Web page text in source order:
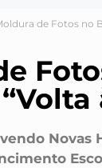
de Fotos no
Novas